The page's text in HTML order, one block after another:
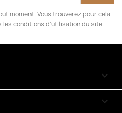
moment. Vous trouverez pour cela
conditions d'utilisation du site.

